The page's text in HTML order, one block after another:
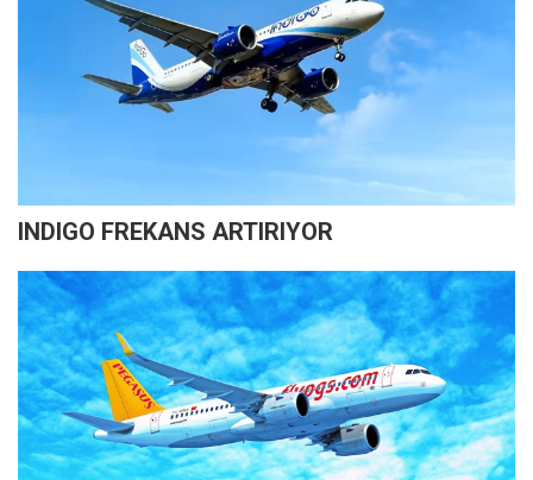
INDIGO FREKANS ARTIRIYOR